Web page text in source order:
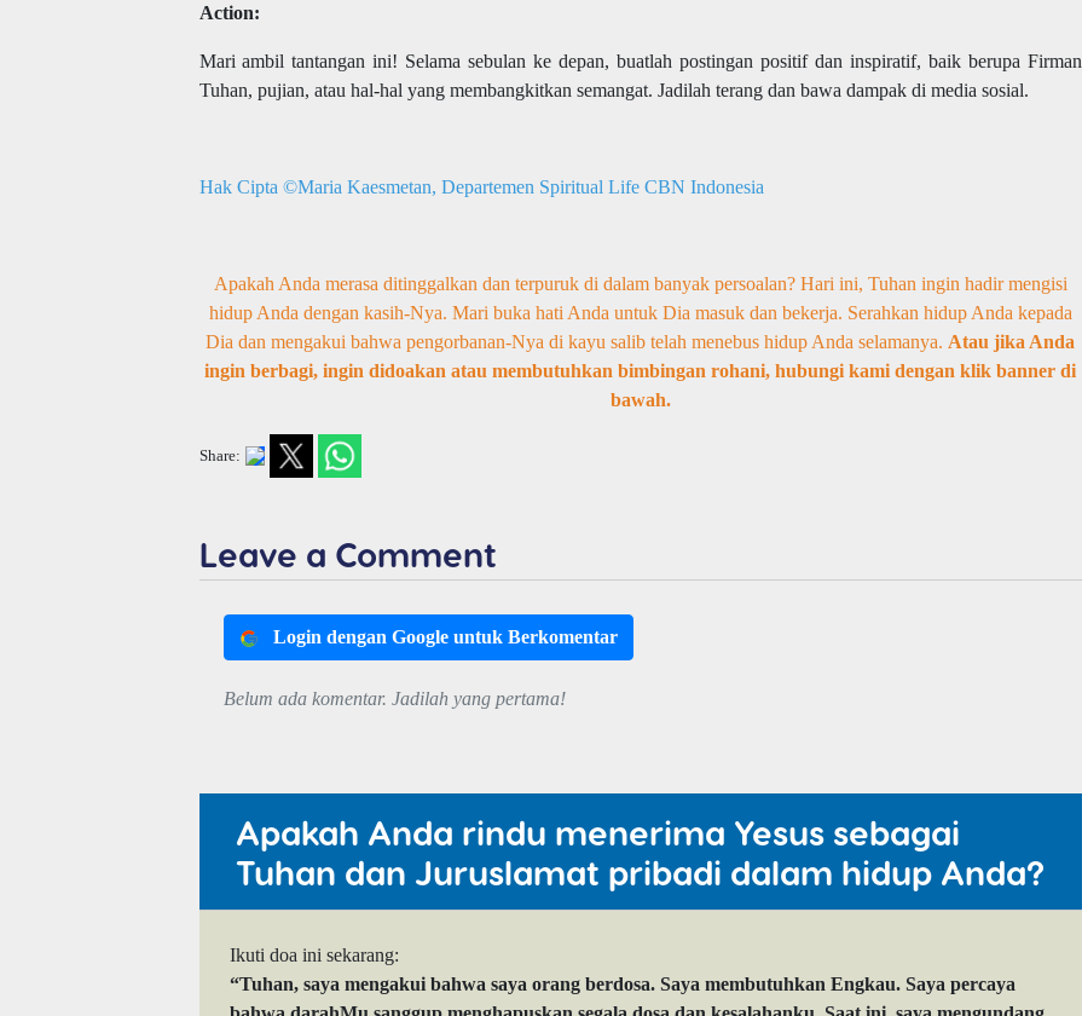
Action:
Mari ambil tantangan ini! Selama sebulan ke depan, buatlah postingan positif dan inspiratif, baik berupa Firman
Tuhan, pujian, atau hal-hal yang membangkitkan semangat. Jadilah terang dan bawa dampak di media sosial.
Hak Cipta ©Maria Kaesmetan, Departemen Spiritual Life CBN Indonesia
Apakah Anda merasa ditinggalkan dan terpuruk di dalam banyak persoalan? Hari ini, Tuhan ingin hadir mengisi
hidup Anda dengan kasih-Nya. Mari buka hati Anda untuk Dia masuk dan bekerja. Serahkan hidup Anda kepada
Dia dan mengakui bahwa pengorbanan-Nya di kayu salib telah menebus hidup Anda selamanya. Atau jika Anda
ingin berbagi, ingin didoakan atau membutuhkan bimbingan rohani, hubungi kami dengan klik banner di
bawah.
Share:
Leave a Comment
Login dengan Google untuk Berkomentar
Belum ada komentar. Jadilah yang pertama!
Apakah Anda rindu menerima Yesus sebagai
Tuhan dan Juruslamat pribadi dalam hidup Anda?
Ikuti doa ini sekarang:
“Tuhan, saya mengakui bahwa saya orang berdosa. Saya membutuhkan Engkau. Saya percaya